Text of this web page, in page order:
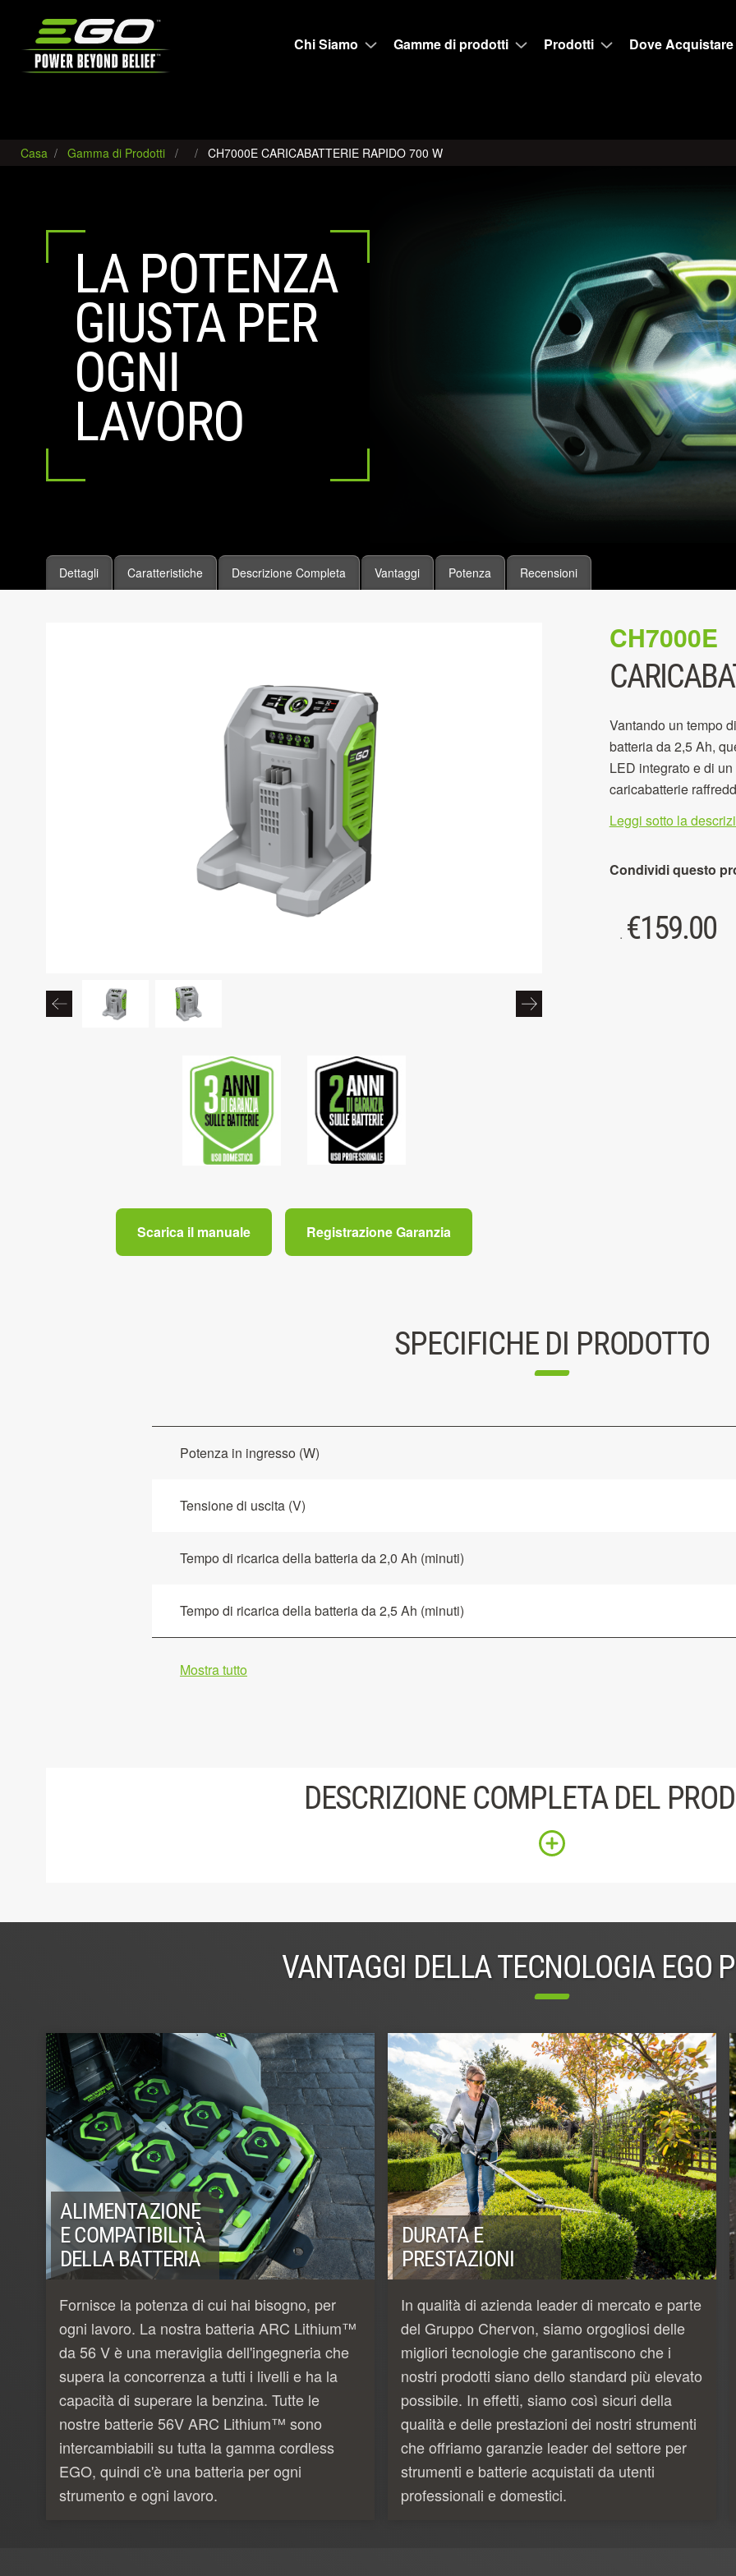
Chi Siamo
Gamme di prodotti Prodotti Dove Acquistare
Casa Gamma di Prodotti CH7000E CARICABATTERIE RAPIDO 700 W
LA POTENZA
GIUSTA PER
OGNI
LAVORO
Dettagli Caratteristiche Descrizione Completa Vantaggi Potenza Recensioni
Scarica il manuale Registrazione Garanzia
CH7000E
Vantando un tempo
batteria da 2,5 Ah,
LED integrato e di
caricabatterie
Leggi sotto la
Condividi questo
. €159.00
SPECIFICHE DI PRODOTTO
Potenza in ingresso (W)
Tensione di uscita (V)
Tempo di ricarica della batteria da 2,0 Ah (minuti)
Tempo di ricarica della batteria da 2,5 Ah (minuti)
Mostra tutto
DESCRIZIONE COMPLETA DEL
VANTAGGI DELLA TECNOLOGIA EGO
ALIMENTAZIONE
E COMPATIBILITÀ
DELLA BATTERIA
Fornisce la potenza di cui hai bisogno, per
ogni lavoro. La nostra batteria ARC Lithium™
da 56 V è una meraviglia dell'ingegneria che
supera la concorrenza a tutti i livelli e ha la
capacità di superare la benzina. Tutte le
nostre batterie 56V ARC Lithium™ sono
intercambiabili su tutta la gamma cordless
EGO, quindi c'è una batteria per ogni
strumento e ogni lavoro.
DURATA E
PRESTAZIONI
In qualità di azienda leader di mercato e parte
del Gruppo Chervon, siamo orgogliosi delle
migliori tecnologie che garantiscono che i
nostri prodotti siano dello standard più elevato
possibile. In effetti, siamo così sicuri della
qualità e delle prestazioni dei nostri strumenti
che offriamo garanzie leader del settore per
strumenti e batterie acquistati da utenti
professionali e domestici.